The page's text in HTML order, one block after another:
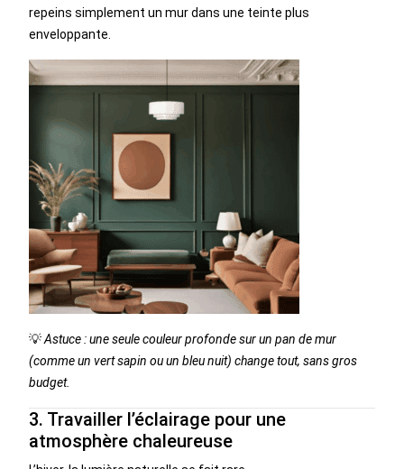
repeins simplement un mur dans une teinte plus
enveloppante.
💡Astuce : une seule couleur profonde sur un pan de mur
(comme un vert sapin ou un bleu nuit) change tout, sans gros
budget.
3. Travailler l’éclairage pour une
atmosphère chaleureuse